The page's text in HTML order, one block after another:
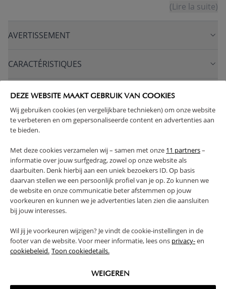
DEZE WEBSITE MAAKT GEBRUIK VAN COOKIES
Wij gebruiken cookies (en vergelijkbare technieken) om onze website
te verbeteren en om gepersonaliseerde content en advertenties aan
te bieden.
Met deze cookies verzamelen wij – samen met onze 11 partners–
informatie over jouw surfgedrag, zowel op onze website als
daarbuiten. Denk hierbij aan een uniek bezoekers ID. Op basis
daarvan stellen we een persoonlijk profiel van je op. Zo kunnen we
de website en onze communicatie beter afstemmen op jouw
voorkeuren en kunnen we je advertenties laten zien die aansluiten
bij jouw interesses.
Wil jij je voorkeuren wijzigen? Je vindt de cookie-instellingen in de
footer van de website. Voor meer informatie, lees ons privacy-en
cookiebeleid. Toon cookiedetails.
WEIGEREN
(Lire la suite)
AVERTISSEMENT
CARACTÉRISTIQUES
AVANTAGES DE CE PRODUIT
FAQ
RETOURS
High-contrast mode